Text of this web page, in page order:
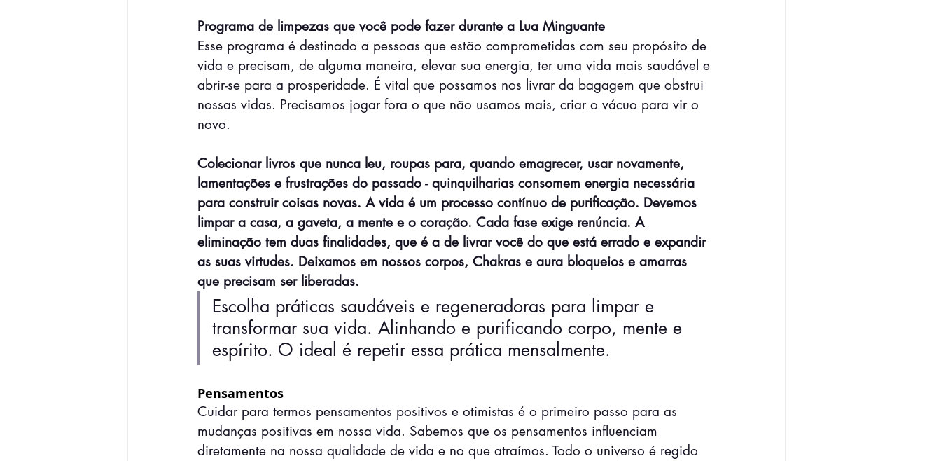
Programa de limpezas que você pode fazer durante a Lua Minguante
Esse programa é destinado a pessoas que estão comprometidas com seu propósito de
vida e precisam, de alguma maneira, elevar sua energia, ter uma vida mais saudável e
abrir-se para a prosperidade. É vital que possamos nos livrar da bagagem que obstrui
nossas vidas. Precisamos jogar fora o que não usamos mais, criar o vácuo para vir o
novo.
Colecionar livros que nunca leu, roupas para, quando emagrecer, usar novamente,
lamentações e frustrações do passado - quinquilharias consomem energia necessária
para construir coisas novas. A vida é um processo contínuo de purificação. Devemos
limpar a casa, a gaveta, a mente e o coração. Cada fase exige renúncia. A
eliminação tem duas finalidades, que é a de livrar você do que está errado e expandir
as suas virtudes. Deixamos em nossos corpos, Chakras e aura bloqueios e amarras
que precisam ser liberadas.
Escolha práticas saudáveis e regeneradoras para limpar e
transformar sua vida. Alinhando e purificando corpo, mente e
espírito. O ideal é repetir essa prática mensalmente.
Pensamentos
Cuidar para termos pensamentos positivos e otimistas é o primeiro passo para as
mudanças positivas em nossa vida. Sabemos que os pensamentos influenciam
diretamente na nossa qualidade de vida e no que atraímos. Todo o universo é regido